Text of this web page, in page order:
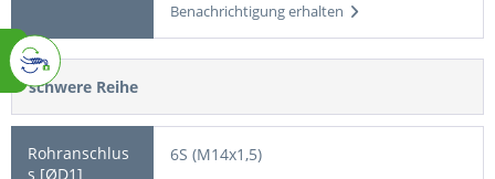
Benachrichtigung erhalten
schwere Reihe
6S (M14x1,5)